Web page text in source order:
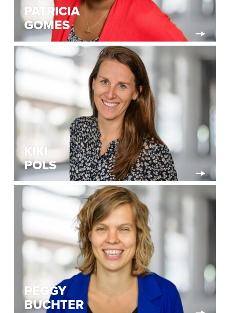
PATRICIA
GOMES
KIKI
POLS
PEGGY
BUCHTER